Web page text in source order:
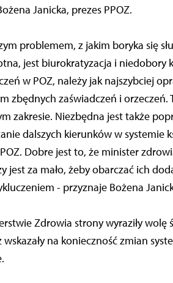
Janicka, prezes PPOZ.
problemem, z jakim boryka się
jest biurokratyzacja i niedobory
w POZ, należy jak najszybciej
zbędnych zaświadczeń i
zakresie. Niezbędna jest także
dalszych kierunków w systemie
Dobre jest to, że minister
jest za mało, żeby obarczać ich
- przyznaje Bożena
Zdrowia strony wyraziły wolę
na konieczność zmian